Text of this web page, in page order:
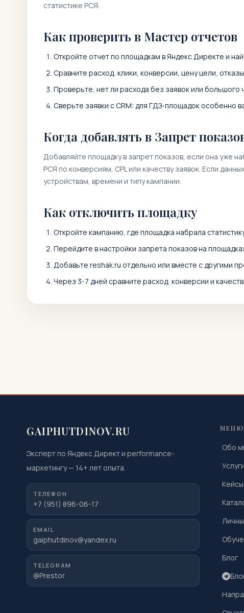
статистике РСЯ.
Как проверить в Мастер отчетов
Откройте отчет по площадкам в Яндекс Директе и
Сравните расход, клики, конверсии, цену цели,
Проверьте, нет ли расхода без заявок или
Сверьте заявки с CRM: для ГДЗ-площадок особенно
Когда добавлять в Запрет
Добавляйте площадку в запрет показов, если она уже
РСЯ по конверсиям, CPL или качеству заявок. Если
устройствам, времени и типу кампании.
Как отключить площадку
Откройте кампанию, где площадка набрала
Перейдите в настройки запрета показов на
Добавьте reshak.ru отдельно или вместе с другими
Через 3-7 дней сравните расход, конверсии и
GAIPHUTDINOV.RU
Эксперт по Яндекс Директ и performance-
маркетингу— 14+ лет опыта.
ТЕЛЕФОН
+7 (951) 896-06-17
EMAIL
gaiphutdinov@yandex.ru
TELEGRAM
@Prestor
МЕНЮ
Обо
Услуги
Кейсы
Блог